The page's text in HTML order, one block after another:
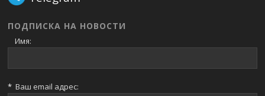
ПОДПИСКА НА НОВОСТИ
Имя:
* Ваш email адрес: